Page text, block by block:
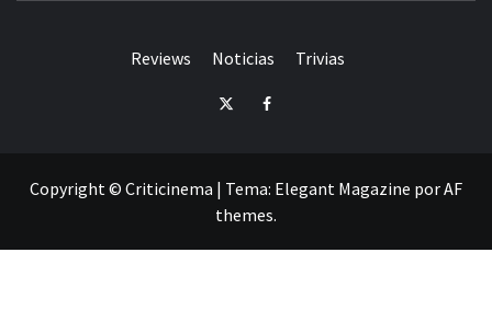
Reviews Noticias Trivias
TwitterFacebook
Copyright © Criticinema | Tema: Elegant Magazine porAF
themes.